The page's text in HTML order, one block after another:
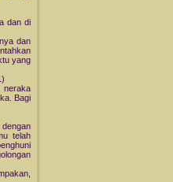
dan di
dan
yang
neraka
Bagi
telah